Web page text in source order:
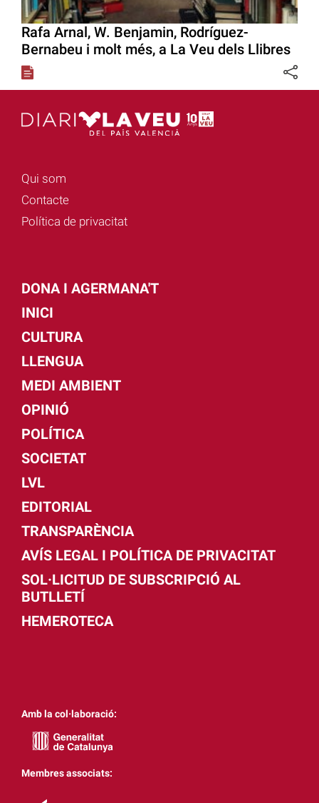
Rafa Arnal, W. Benjamin, Rodríguez-
Bernabeu i molt més, a La Veu dels Llibres
Qui som
Contacte
Política de privacitat
DONA I AGERMANA'T
INICI
CULTURA
LLENGUA
MEDI AMBIENT
OPINIÓ
POLÍTICA
SOCIETAT
LVL
EDITORIAL
TRANSPARÈNCIA
AVÍS LEGAL I POLÍTICA DE PRIVACITAT
SOL·LICITUD DE SUBSCRIPCIÓ AL
BUTLLETÍ
HEMEROTECA
Amb la col·laboració:
Membres associats: